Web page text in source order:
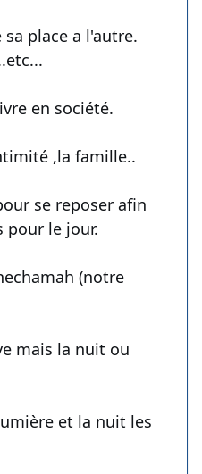
place a l'autre.
en société.
,la famille..
se reposer afin
pour le jour.
(notre
mais la nuit ou
et la nuit les